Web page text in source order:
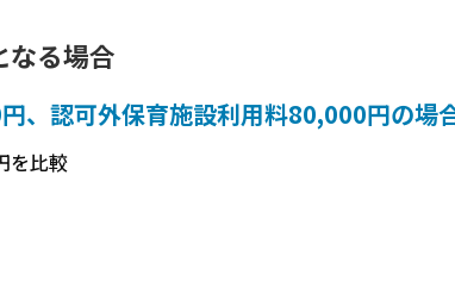
なる場合
、認可外保育施設利用料80,000円の場
を比較